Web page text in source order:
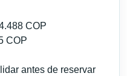
COP
COP
antes de reservar